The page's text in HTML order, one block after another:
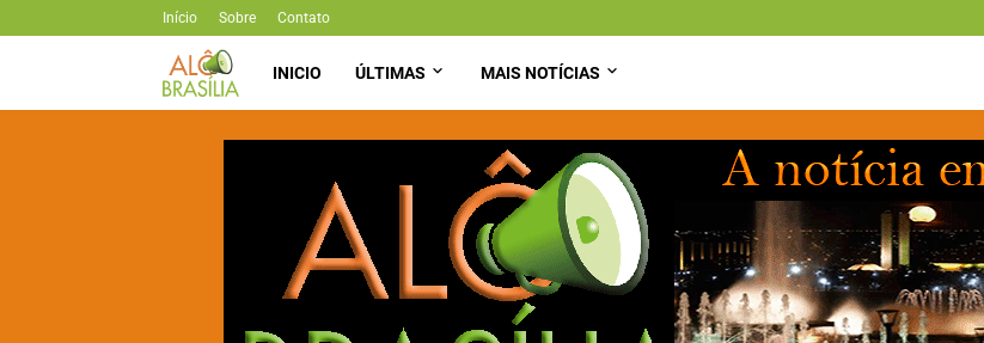
Início Sobre Contato
INICIO ÚLTIMAS MAIS NOTÍCIAS